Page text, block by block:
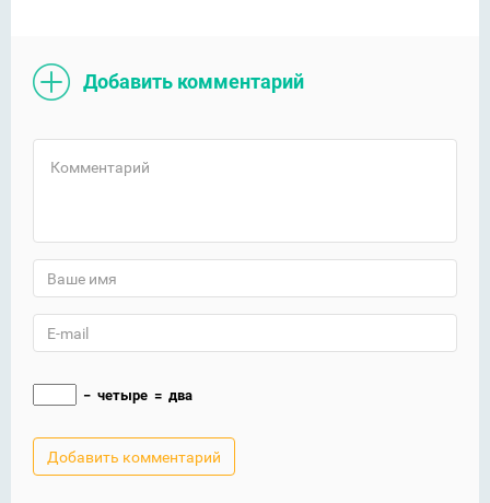
Добавить комментарий
− четыре = два